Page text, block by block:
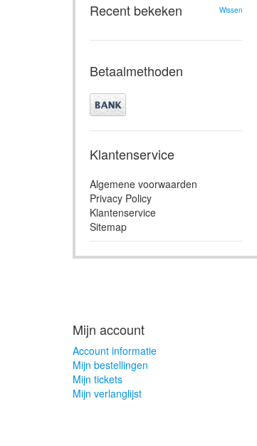
Recent bekeken Wissen
Betaalmethoden
Klantenservice
Algemene voorwaarden
Privacy Policy
Klantenservice
Sitemap
Mijn account
Account informatie
Mijn bestellingen
Mijn tickets
Mijn verlanglijst